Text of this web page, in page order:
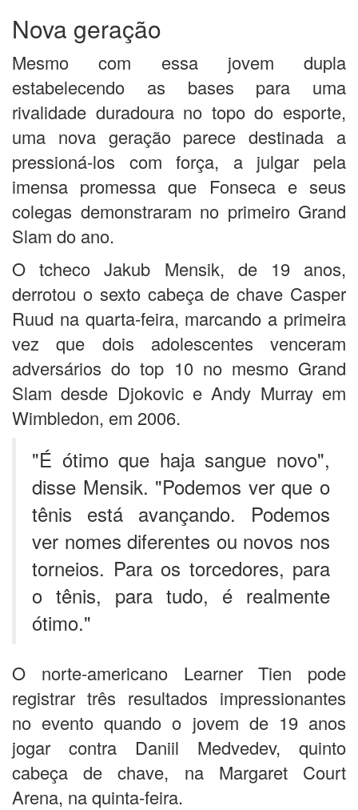
Nova geração
Mesmo com essa jovem dupla
estabelecendo as bases para uma
rivalidade duradoura no topo do esporte,
uma nova geração parece destinada a
pressioná-los com força, a julgar pela
imensa promessa que Fonseca e seus
colegas demonstraram no primeiro Grand
Slam do ano.
O tcheco Jakub Mensik, de 19 anos,
derrotou o sexto cabeça de chave Casper
Ruud na quarta-feira, marcando a primeira
vez que dois adolescentes venceram
adversários do top 10 no mesmo Grand
Slam desde Djokovic e Andy Murray em
Wimbledon, em 2006.
"É ótimo que haja sangue novo",
disse Mensik. "Podemos ver que o
tênis está avançando. Podemos
ver nomes diferentes ou novos nos
torneios. Para os torcedores, para
o tênis, para tudo, é realmente
ótimo."
O norte-americano Learner Tien pode
registrar três resultados impressionantes
no evento quando o jovem de 19 anos
jogar contra Daniil Medvedev, quinto
cabeça de chave, na Margaret Court
Arena, na quinta-feira.